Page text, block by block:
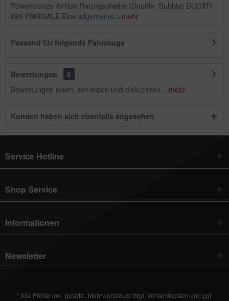
Powerbronze Airflow Racingscheibe (Double- Bubble) DUCATI
899 PANIGALE Eine allgemeine... mehr
Passend für folgende Fahrzeuge
Bewertungen
0
Bewertungen lesen, schreiben und diskutieren... mehr
Kunden haben sich ebenfalls angesehen
Service Hotline
Shop Service
Informationen
Newsletter
* Alle Preise inkl. gesetzl. Mehrwertsteuer zzgl. Versandkosten und ggf.